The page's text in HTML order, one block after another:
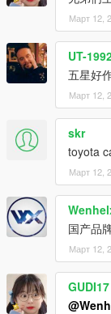
Март 12,
UT-
五星好
Март 12,
skr
toyota
Март 12,
国产品
Март 12,
GUDI17